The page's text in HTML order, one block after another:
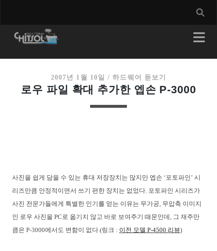
2007년 1월 10일 /하드웨어 돋보기
로우 파일 확대 추가한 엡손 P-3000
사진을 쉽게 담을 수 있는 휴대 저장장치는 많지만 엡손 ‘포토파인’ 시
리즈만큼 안정적이면서 쓰기 편한 장치는 없었다. 포토파인 시리즈가
사진 전문가들에게 특별한 인기를 얻는 이유는 무가공, 무압축 이미지
인 로우 사진을 PC로 옮기지 않고 바로 보여주기 때문인데, 그 재주만
큼은 P-3000에서도 변함이 없다.(링크 : 이전 모델 P-4500 리뷰)